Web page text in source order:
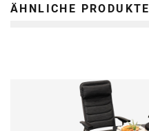
ÄHNLICHE PRODUKTE